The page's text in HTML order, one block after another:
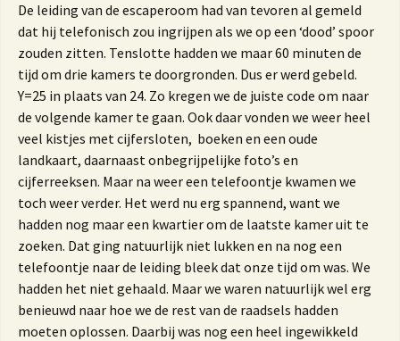
De leiding van de escaperoom had van tevoren al gemeld
dat hij telefonisch zou ingrijpen als we op een ‘dood’ spoor
zouden zitten. Tenslotte hadden we maar 60 minuten de
tijd om drie kamers te doorgronden. Dus er werd gebeld.
Y=25 in plaats van 24. Zo kregen we de juiste code om naar
de volgende kamer te gaan. Ook daar vonden we weer heel
veel kistjes met cijfersloten, boeken en een oude
landkaart, daarnaast onbegrijpelijke foto’s en
cijferreeksen. Maar na weer een telefoontje kwamen we
toch weer verder. Het werd nu erg spannend, want we
hadden nog maar een kwartier om de laatste kamer uit te
zoeken. Dat ging natuurlijk niet lukken en na nog een
telefoontje naar de leiding bleek dat onze tijd om was. We
hadden het niet gehaald. Maar we waren natuurlijk wel erg
benieuwd naar hoe we de rest van de raadsels hadden
moeten oplossen. Daarbij was nog een heel ingewikkeld